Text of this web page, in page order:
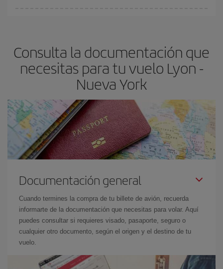
Consulta la documentación que
necesitas para tu vuelo Lyon -
Nueva York
Documentación general
Cuando termines la compra de tu billete de avión, recuerda
informarte de la documentación que necesitas para volar. Aquí
puedes consultar si requieres visado, pasaporte, seguro o
cualquier otro documento, según el origen y el destino de tu
vuelo.